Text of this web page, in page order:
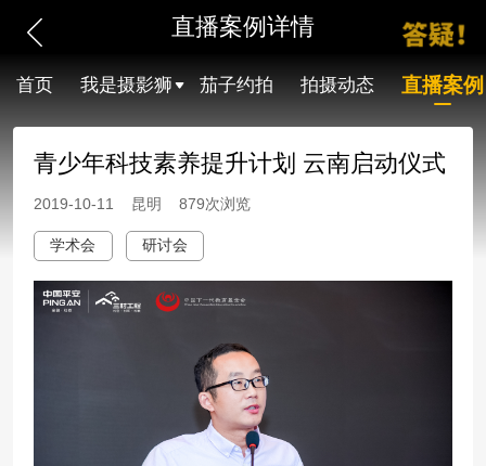
直播案例详情
首页 我是摄影狮 茄子约拍 拍摄动态 直播案例
青少年科技素养提升计划 云南启动仪式
2019-10-11 昆明 879次浏览
学术会 研讨会